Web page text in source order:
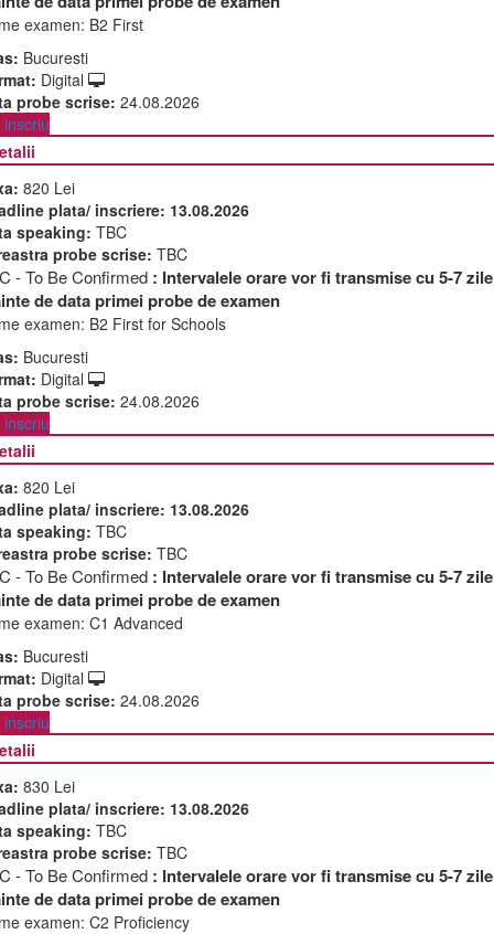
examen: B2 First
Bucuresti
Digital
probe scrise: 24.08.2026
820 Lei
plata/ inscriere: 13.08.2026
speaking: TBC
probe scrise: TBC
- To Be Confirmed : Intervalele orare vor fi transmise cu 5-7 zile
de data primei probe de examen
examen: B2 First for Schools
Bucuresti
Digital
probe scrise: 24.08.2026
820 Lei
plata/ inscriere: 13.08.2026
speaking: TBC
probe scrise: TBC
- To Be Confirmed : Intervalele orare vor fi transmise cu 5-7 zile
de data primei probe de examen
examen: C1 Advanced
Bucuresti
Digital
probe scrise: 24.08.2026
830 Lei
plata/ inscriere: 13.08.2026
speaking: TBC
probe scrise: TBC
- To Be Confirmed : Intervalele orare vor fi transmise cu 5-7 zile
de data primei probe de examen
examen: C2 Proficiency